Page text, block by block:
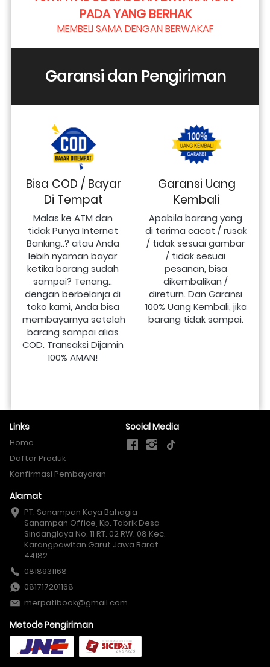
PADA YANG BERHAK
MEMBELI SAMA DENGAN BERWAKAF
Garansi dan Pengiriman
Bisa COD / Bayar
Di Tempat
Malas ke ATM dan
tidak Punya Internet
Banking..? atau Anda
lebih nyaman bayar
ketika barang sudah
sampai? Tenang..
dengan berbelanja di
toko kami, Anda bisa
membayarnya setelah
barang sampai alias
COD. Transaksi Dijamin
100% AMAN!
Garansi Uang
Kembali
Apabila barang yang
di terima cacat / rusak
/ tidak sesuai gambar
/ tidak sesuai
pesanan, bisa
dikembalikan /
direturn. Dan Garansi
100% Uang Kembali, jika
barang tidak sampai.
Links
Home
Daftar Produk
Konfirmasi Pembayaran
Social Media
Alamat
PT. Sanampan Kaya Bahagia
Sanampan Office, Kp. Tabrik Desa
Sindanglaya No. 11 RT. 02 RW. 08 Kec.
Karangpawitan Garut Jawa Barat
44182
0818931168
081717201168
merpatibook@gmail.com
Metode Pengiriman